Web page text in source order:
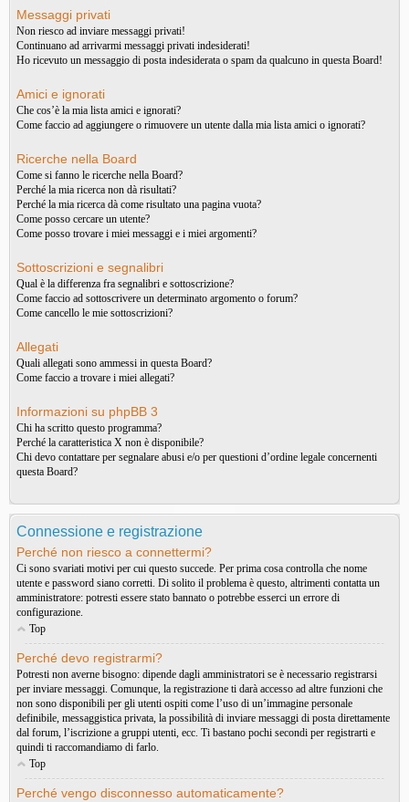
Messaggi privati
Non riesco ad inviare messaggi privati!
Continuano ad arrivarmi messaggi privati indesiderati!
Ho ricevuto un messaggio di posta indesiderata o spam da qualcuno in questa Board!
Amici e ignorati
Che cos’è la mia lista amici e ignorati?
Come faccio ad aggiungere o rimuovere un utente dalla mia lista amici o ignorati?
Ricerche nella Board
Come si fanno le ricerche nella Board?
Perché la mia ricerca non dà risultati?
Perché la mia ricerca dà come risultato una pagina vuota?
Come posso cercare un utente?
Come posso trovare i miei messaggi e i miei argomenti?
Sottoscrizioni e segnalibri
Qual è la differenza fra segnalibri e sottoscrizione?
Come faccio ad sottoscrivere un determinato argomento o forum?
Come cancello le mie sottoscrizioni?
Allegati
Quali allegati sono ammessi in questa Board?
Come faccio a trovare i miei allegati?
Informazioni su phpBB 3
Chi ha scritto questo programma?
Perché la caratteristica X non è disponibile?
Chi devo contattare per segnalare abusi e/o per questioni d’ordine legale concernenti
questa Board?
Connessione e registrazione
Perché non riesco a connettermi?
Ci sono svariati motivi per cui questo succede. Per prima cosa controlla che nome
utente e password siano corretti. Di solito il problema è questo, altrimenti contatta un
amministratore: potresti essere stato bannato o potrebbe esserci un errore di
configurazione.
Top
Perché devo registrarmi?
Potresti non averne bisogno: dipende dagli amministratori se è necessario registrarsi
per inviare messaggi. Comunque, la registrazione ti darà accesso ad altre funzioni che
non sono disponibili per gli utenti ospiti come l’uso di un’immagine personale
definibile, messaggistica privata, la possibilità di inviare messaggi di posta direttamente
dal forum, l’iscrizione a gruppi utenti, ecc. Ti bastano pochi secondi per registrarti e
quindi ti raccomandiamo di farlo.
Top
Perché vengo disconnesso automaticamente?